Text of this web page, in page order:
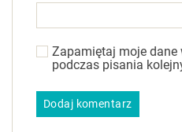
Zapamiętaj moje dane
podczas pisania